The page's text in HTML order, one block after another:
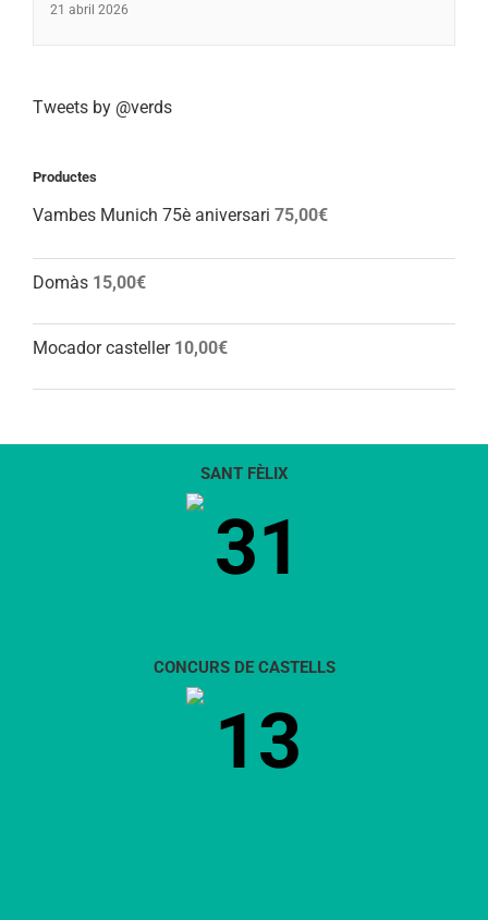
21 abril 2026
Tweets by @verds
Productes
Vambes Munich 75è aniversari 75,00€
Domàs 15,00€
Mocador casteller 10,00€
SANT FÈLIX
31
CONCURS DE CASTELLS
13